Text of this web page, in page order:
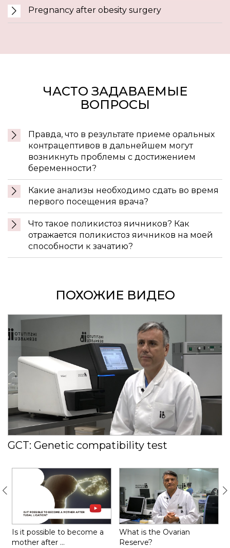
Pregnancy after obesity surgery
ЧАСТО ЗАДАВАЕМЫЕ
ВОПРОСЫ
Правда, что в результате приеме оральных
контрацептивов в дальнейшем могут
возникнуть проблемы с достижением
беременности?
Какие анализы необходимо сдать во время
первого посещения врача?
Что такое поликистоз яичников? Как
отражается поликистоз яичников на моей
способности к зачатию?
ПОХОЖИЕ ВИДЕО
GCT: Genetic compatibility test
Is it possible to become a
mother after …
What is the Ovarian
Reserve?